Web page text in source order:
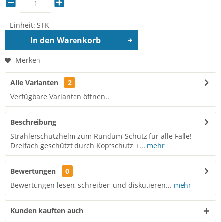
Einheit: STK
In den Warenkorb
Merken
Alle Varianten
2
Verfügbare Varianten öffnen...
Beschreibung
Strahlerschutzhelm zum Rundum-Schutz für alle Fälle!
Dreifach geschützt durch Kopfschutz +... mehr
Bewertungen
0
Bewertungen lesen, schreiben und diskutieren... mehr
Kunden kauften auch